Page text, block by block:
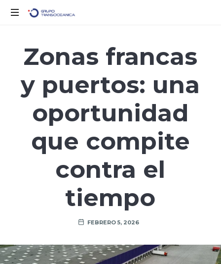
para
un
en
Movimiento
Zonas francas
y puertos: una
oportunidad
que compite
contra el
tiempo
FEBRERO 5, 2026